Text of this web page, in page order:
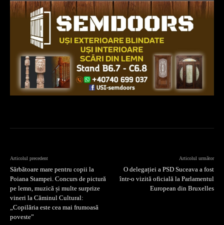
Articolul precedent
Sărbătoare mare pentru copii la
Poiana Stampei. Concurs de pictură
pe lemn, muzică și multe surprize
vineri la Căminul Cultural:
„Copilăria este cea mai frumoasă
poveste”
Articolul următor
O delegației a PSD Suceava a fost
într-o vizită oficială la Parlamentul
European din Bruxelles